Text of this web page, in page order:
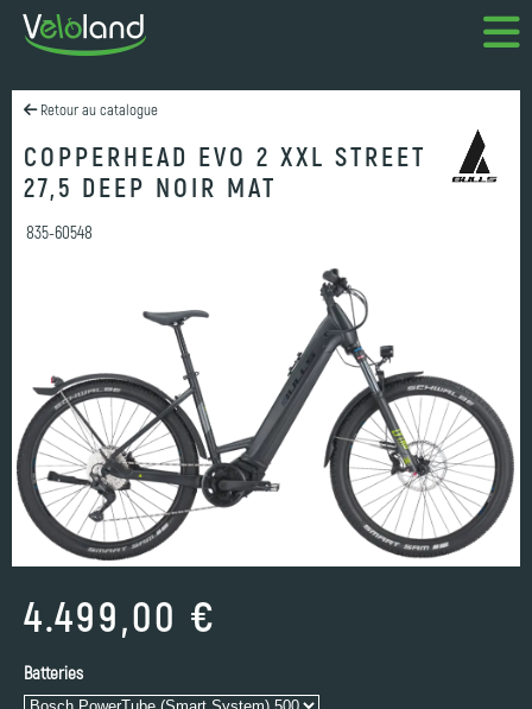
Retour au catalogue
COPPERHEAD EVO 2 XXL STREET
27,5 DEEP NOIR MAT
835-60548
4.499,00 €
Batteries